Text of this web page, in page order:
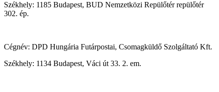
Székhely: 1185 Budapest, BUD Nemzetközi Repülőtér repülőtér
302. ép.
Cégnév: DPD Hungária Futárpostai, Csomagküldő Szolgáltató Kft.
Székhely: 1134 Budapest, Váci út 33. 2. em.